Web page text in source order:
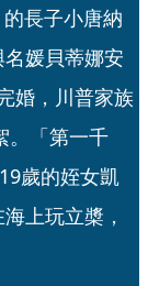
長子小唐納
媛貝蒂娜安
婚，川普家族
。「第一千
歲的姪女凱
上玩立槳，